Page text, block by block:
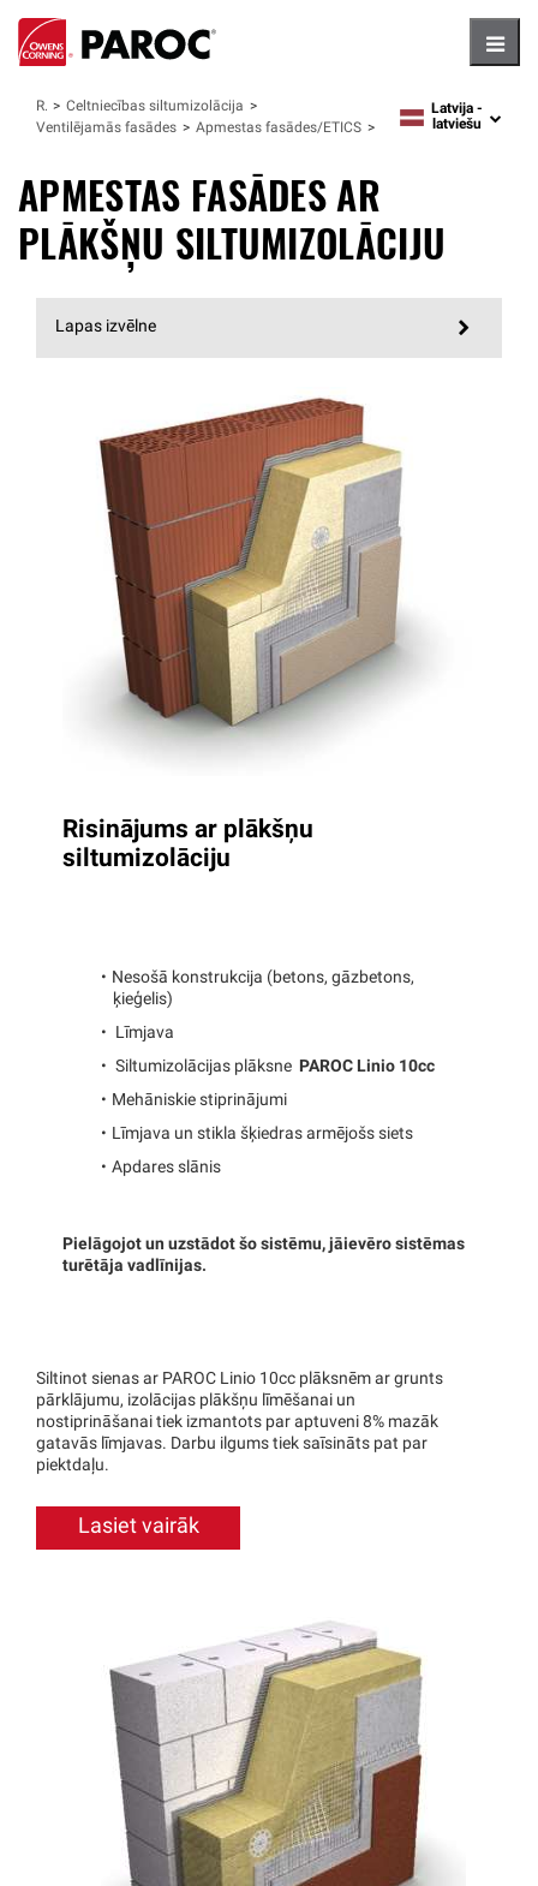
Risinajumi
Celtniecības siltumizolācija
Ventilējamās fasādes
Apmestas fasādes/ETICS language
Latvija -
latviešu
APMESTAS FASĀDES AR
PLĀKŠŅU SILTUMIZOLĀCIJU
Lapas izvēlne
Risinājums ar plākšņu
siltumizolāciju
Nesošā konstrukcija (betons, gāzbetons,
ķieģelis)
Līmjava
Siltumizolācijas plāksnePAROC Linio 10cc
Mehāniskie stiprinājumi
Līmjava un stikla šķiedras armējošs siets
Apdares slānis
Pielāgojot un uzstādot šo sistēmu, jāievēro sistēmas
turētāja vadlīnijas.
Siltinot sienas ar PAROC Linio 10cc plāksnēm ar grunts
pārklājumu, izolācijas plākšņu līmēšanai un
nostiprināšanai tiek izmantots par aptuveni 8% mazāk
gatavās līmjavas. Darbu ilgums tiek saīsināts pat par
piektdaļu.
Lasiet vairāk